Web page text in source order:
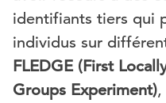
identifiants tiers qui
individus sur
FLEDGE (First
Groups Experiment),